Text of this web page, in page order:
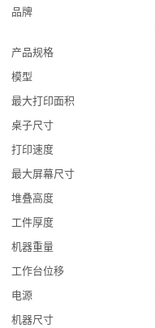
品牌
产品规格
模型
最大打印面积
桌子尺寸
打印速度
最大屏幕尺寸
堆叠高度
工件厚度
机器重量
工作台位移
电源
机器尺寸